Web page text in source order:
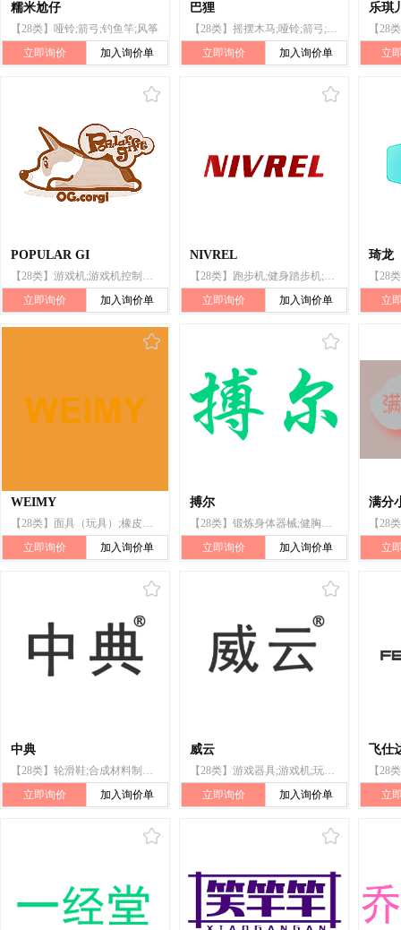
糯米尬仔
【28类】哑铃;箭弓;钓鱼竿;风筝
立即询价
加入询价单
巴狸
【28类】摇摆木马;哑铃;箭弓;杠铃;钓鱼竿
立即询价
加入询价单
乐琪
立
POPULAR GI
【28类】游戏机;游戏机控制器;游戏套环;玩具;棋;投球机;哑铃;箭弓;滑板;钓鱼竿
立即询价
加入询价单
NIVREL
【28类】跑步机;健身踏步机;健身用椭圆机;锻炼用哑铃;锻炼身体肌肉器械;使身体复原的器械;扩胸器(锻炼肌肉用);健身球;哑铃;健身摇摆机
立即询价
加入询价单
琦龙
立
WEIMY
【28类】面具（玩具）;橡皮泥（玩具）;积木（玩具）;风筝;拼图玩具;扑克牌;哑铃;万花筒;国际跳棋;台球球杆用白垩
立即询价
加入询价单
搏尔
【28类】锻炼身体器械;健胸器;健美器;体育活动器械;伪装掩蔽物(运动用品);健身床;压力器;哑铃
立即询价
加入询价单
满分
立
中典
【28类】轮滑鞋;合成材料制圣诞树;钓鱼竿;风筝;玩具;麻将牌;羽毛球;哑铃;射箭用器具;运动负重用沙袋
立即询价
加入询价单
威云
【28类】游戏器具;游戏机;玩具;运动用球;哑铃;锻炼身体肌肉器械;毽子;滑板;竞技手套;钓鱼用具
立即询价
加入询价单
飞仕
立